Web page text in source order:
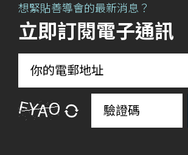
想緊貼善導會的最新消息？
立即訂閱電子通訊